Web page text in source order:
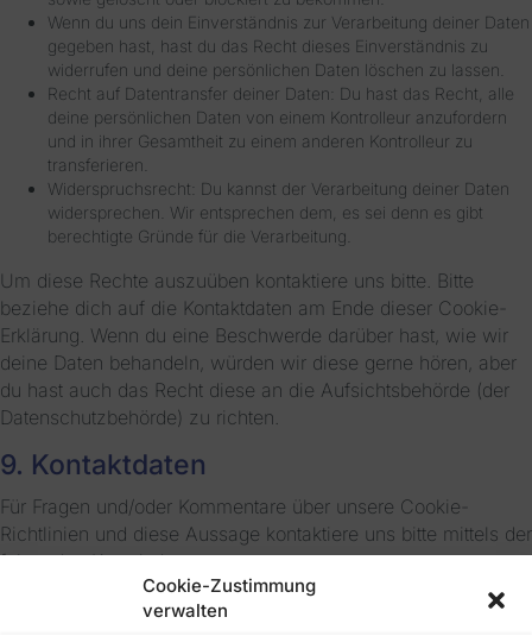
Cookie-Zustimmung
verwalten
Wenn du uns dein Einverständnis zur Verarbeitung deiner Daten
gegeben hast, hast du das Recht dieses Einverständnis zu
widerrufen und deine persönlichen Daten löschen zu lassen.
Recht auf Datentransfer deiner Daten: Du hast das Recht, alle
deine persönlichen Daten von einem Kontrolleur anzufordern
und in ihrer Gesamtheit zu einem anderen Kontrolleur zu
transferieren.
Widerspruchsrecht: Du kannst der Verarbeitung deiner Daten
widersprechen. Wir entsprechen dem, es sei denn es gibt
berechtigte Gründe für die Verarbeitung.
Um diese Rechte auszuüben kontaktiere uns bitte. Bitte
beziehe dich auf die Kontaktdaten am Ende dieser Cookie-
Erklärung. Wenn du eine Beschwerde darüber hast, wie wir
deine Daten behandeln, würden wir diese gerne hören, aber
du hast auch das Recht diese an die Aufsichtsbehörde (der
Datenschutzbehörde) zu richten.
9. Kontaktdaten
Für Fragen und/oder Kommentare über unsere Cookie-
Richtlinien und diese Aussage kontaktiere uns bitte mittels der
folgenden Kontaktdaten: